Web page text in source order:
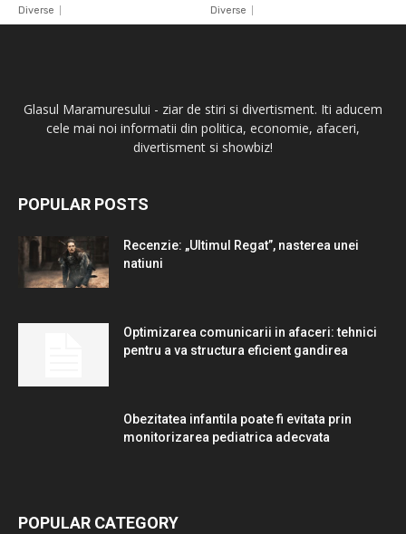
Diverse Diverse
Glasul Maramuresului - ziar de stiri si divertisment. Iti aducem
cele mai noi informatii din politica, economie, afaceri,
divertisment si showbiz!
POPULAR POSTS
Recenzie: „Ultimul Regat”, nasterea unei
natiuni
Optimizarea comunicarii in afaceri: tehnici
pentru a va structura eficient gandirea
Obezitatea infantila poate fi evitata prin
monitorizarea pediatrica adecvata
POPULAR CATEGORY